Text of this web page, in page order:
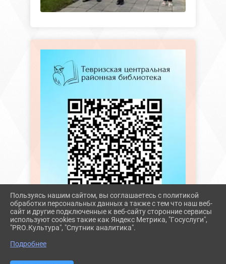
Пользуясь нашим сайтом, вы соглашаетесь с политикой
обработки персональных данных а также с тем что наш веб-
сайт и другие подключенные к веб-сайту сторонние сервисы
используют cookies такие как Яндекс Метрика, "Госуслуги",
"PRO.Культура", "Спутник аналитика".
Подробнее